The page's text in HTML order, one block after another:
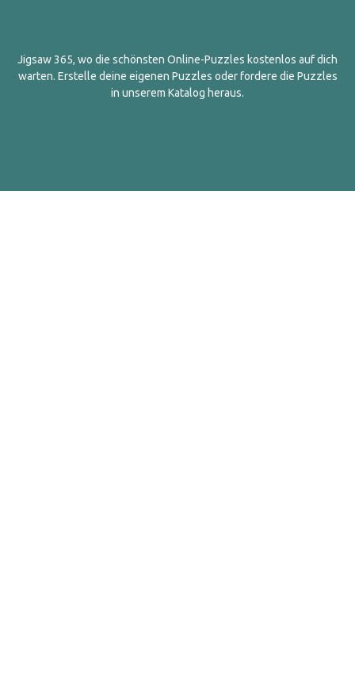
Jigsaw 365, wo die schönsten Online-Puzzles kostenlos auf dich
warten. Erstelle deine eigenen Puzzles oder fordere die Puzzles
in unserem Katalog heraus.